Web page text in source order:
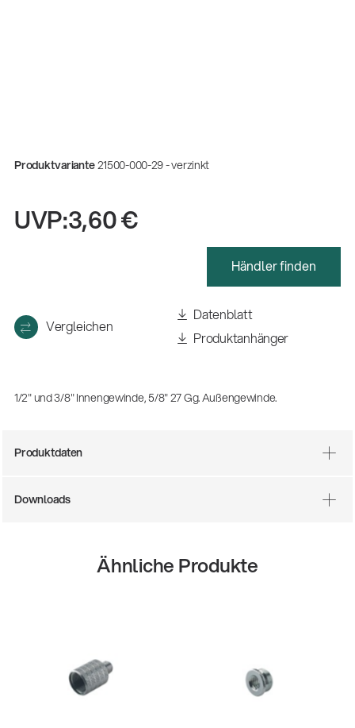
Produktvariante21500-000-29 - verzinkt
UVP:3,60 €
Händler finden
Vergleichen
Datenblatt
Produktanhänger
1/2" und 3/8" Innengewinde, 5/8" 27 Gg. Außengewinde.
Produktdaten
Downloads
Ähnliche Produkte